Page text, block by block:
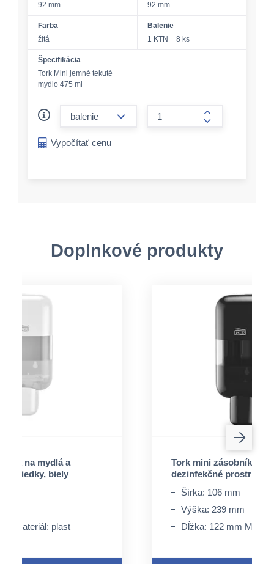
92 mm
92 mm
Farba
žltá
Balenie
1 KTN = 8 ks
Špecifikácia
Tork Mini jemné tekuté
mydlo 475 ml
form.increase-
Vypočítať cenu
Doplnkové produkty
na mydlá a
biely
Materiál: plast
Tork mini zásobník na
dezinfekčné
Šírka: 106 mm
Výška: 239 mm
Dĺžka: 122 mm